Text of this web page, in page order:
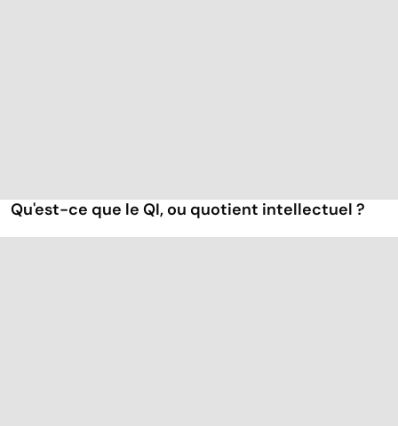
Qu'est-ce que le QI, ou quotient intellectuel ?